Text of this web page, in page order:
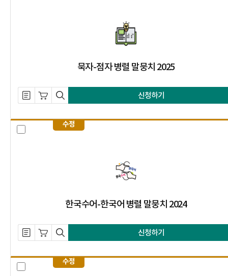
묵자-점자 병렬 말뭉치 2025
설명 자료 내려받기
장바구니 담기
미리보기 신청하기
수정
한국수어-한국어 병렬 말뭉치 2024
설명 자료 내려받기
장바구니 담기
미리보기 신청하기
수정